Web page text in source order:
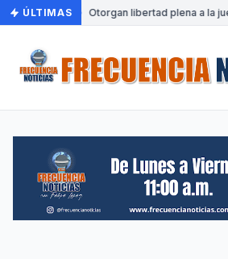
ÚLTIMAS Otorgan libertad plena a la